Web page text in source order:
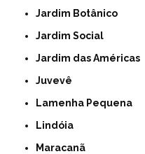
Jardim Botânico
Jardim Social
Jardim das Américas
Juvevê
Lamenha Pequena
Lindóia
Maracanã